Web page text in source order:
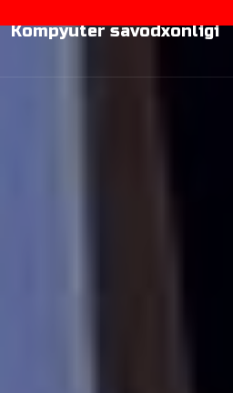
⚠️ Sayt test rejimida
Kompyuter savodxonligi